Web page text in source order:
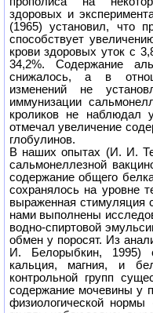
здоровых и
(1965) установил, что
способствует
крови здоровых уток с
34,2%. Содержание
снижалось, а в
изменений не
иммунизации
кроликов не наблюдал
отмечал увеличение
глобулинов.
В наших опытах (И. И.
сальмонеллезной
содержание общего
сохранялось на уровне
выраженная стимуляция
нами выполнены
водно-спиртовой
обмен у поросят. Из
И. Белорыбкин, 1995)
кальция, магния, и
контрольной групп
содержание мочевины у
физиологической